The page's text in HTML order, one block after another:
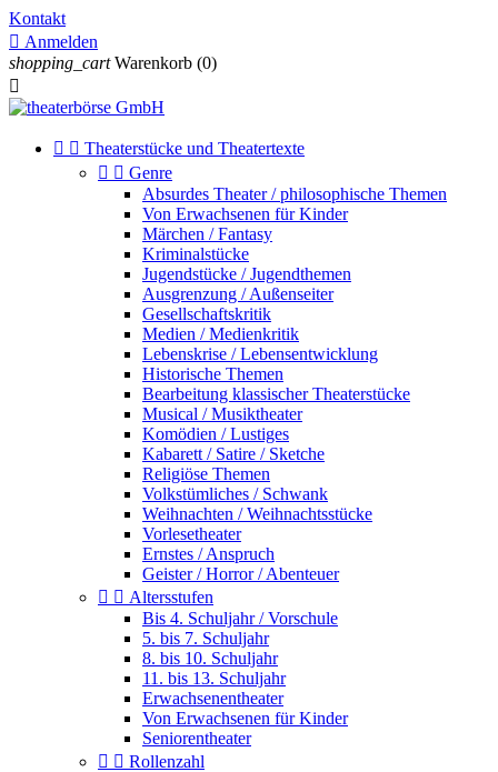
Kontakt
 Anmelden
shopping_cart Warenkorb (0)

  Theaterstücke und Theatertexte
  Genre
Absurdes Theater / philosophische Themen
Von Erwachsenen für Kinder
Märchen / Fantasy
Kriminalstücke
Jugendstücke / Jugendthemen
Ausgrenzung / Außenseiter
Gesellschaftskritik
Medien / Medienkritik
Lebenskrise / Lebensentwicklung
Historische Themen
Bearbeitung klassischer Theaterstücke
Musical / Musiktheater
Komödien / Lustiges
Kabarett / Satire / Sketche
Religiöse Themen
Volkstümliches / Schwank
Weihnachten / Weihnachtsstücke
Vorlesetheater
Ernstes / Anspruch
Geister / Horror / Abenteuer
  Altersstufen
Bis 4. Schuljahr / Vorschule
5. bis 7. Schuljahr
8. bis 10. Schuljahr
11. bis 13. Schuljahr
Erwachsenentheater
Von Erwachsenen für Kinder
Seniorentheater
  Rollenzahl